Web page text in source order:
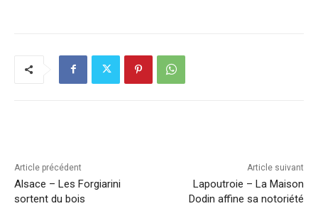
Article précédent
Alsace – Les Forgiarini
sortent du bois
Article suivant
Lapoutroie – La Maison
Dodin affine sa notoriété